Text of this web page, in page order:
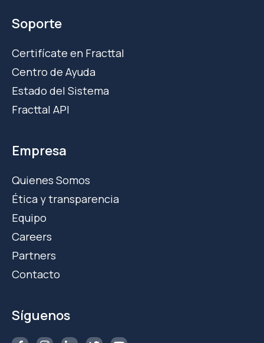
Soporte
Certifícate en Fracttal
Centro de Ayuda
Estado del Sistema
Fracttal API
Empresa
Quienes Somos
Ética y transparencia
Equipo
Careers
Partners
Contacto
Síguenos